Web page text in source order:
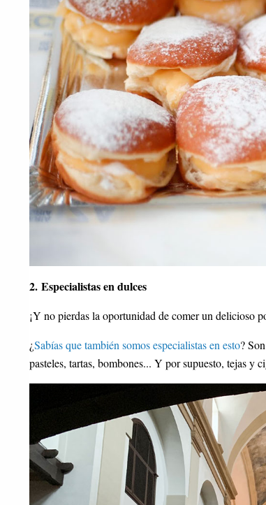
2. Especialistas en dulces
¡Y no pierdas la oportunidad de comer un delicioso
¿Sabías que también somos especialistas en esto?
pasteles, tartas, bombones... Y por supuesto, tejas y